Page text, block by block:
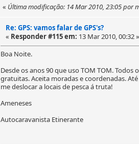
« Última modificação: 14 Mar 2010, 23:05 por
Re: GPS: vamos falar de GPS's?
« Responder #115 em: 13 Mar 2010, 00:32 »
Boa Noite.
Desde os anos 90 que uso TOM TOM.
gratuitas. Aceita moradas e coordenadas.
me deslocar a locais de pesca á truta!
Ameneses
Autocaravanista Etinerante